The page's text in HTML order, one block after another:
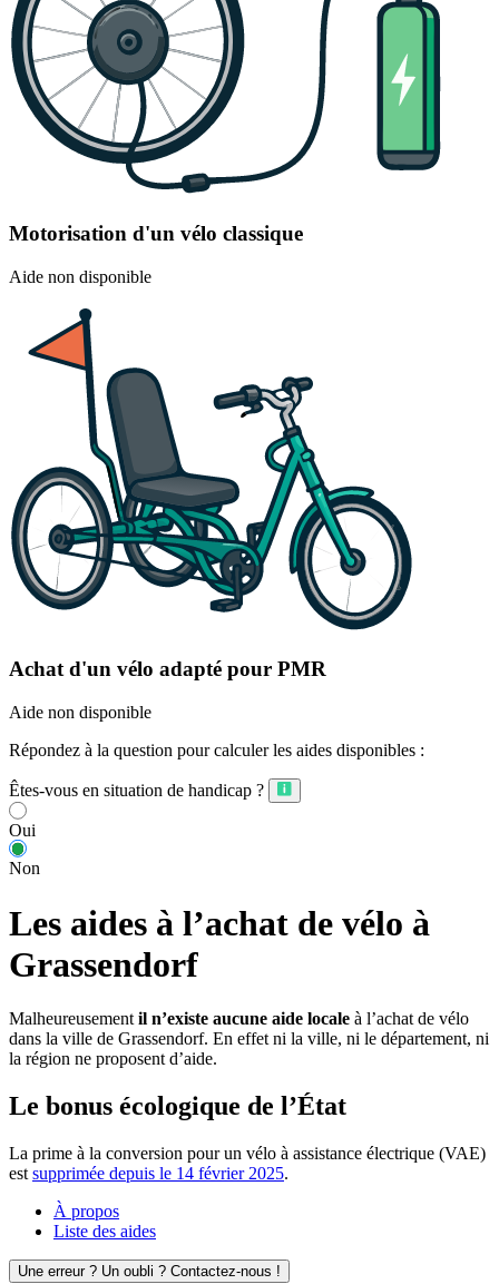
Motorisation d'un vélo classique
Aide non disponible
Achat d'un vélo adapté pour PMR
Aide non disponible
Répondez à la question pour calculer les aides disponibles :
Êtes-vous en situation de handicap ?
Oui
Non
Les aides à l’achat de vélo à
Grassendorf
Malheureusement il n’existe aucune aide locale à l’achat de vélo
dans la ville de Grassendorf. En effet ni la ville, ni le département, ni
la région ne proposent d’aide.
Le bonus écologique de l’État
La prime à la conversion pour un vélo à assistance électrique (VAE)
est supprimée depuis le 14 février 2025.
À propos
Liste des aides
Une erreur ? Un oubli ? Contactez-nous !